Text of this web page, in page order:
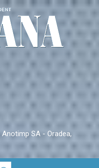
SA - Oradea,